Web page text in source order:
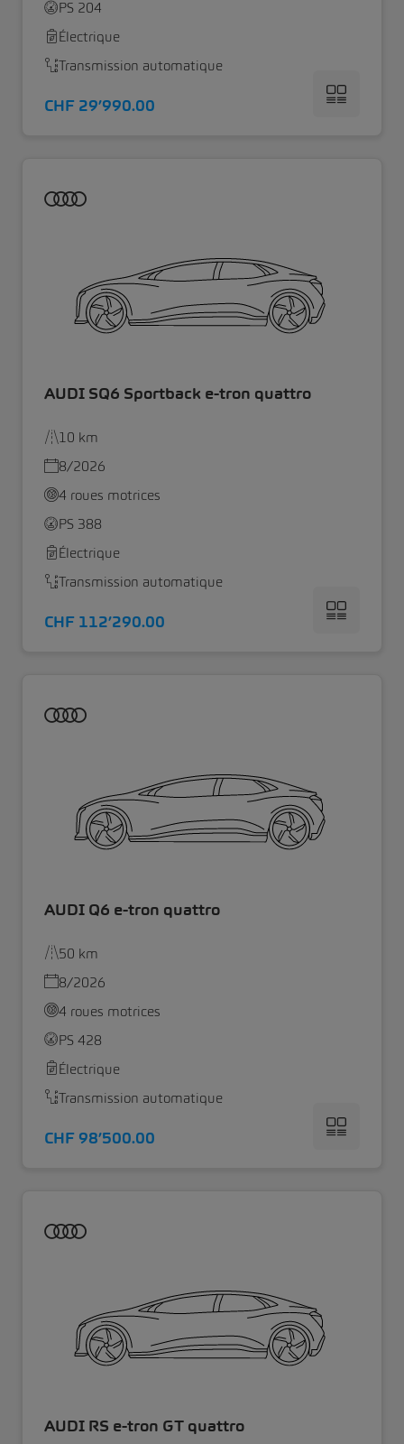
PS 204
Électrique
Transmission automatique
CHF 29’990.00
AUDI SQ6 Sportback e-tron quattro
10 km
8/2026
4 roues motrices
PS 388
Électrique
Transmission automatique
CHF 112’290.00
AUDI Q6 e-tron quattro
50 km
8/2026
4 roues motrices
PS 428
Électrique
Transmission automatique
CHF 98’500.00
AUDI RS e-tron GT quattro